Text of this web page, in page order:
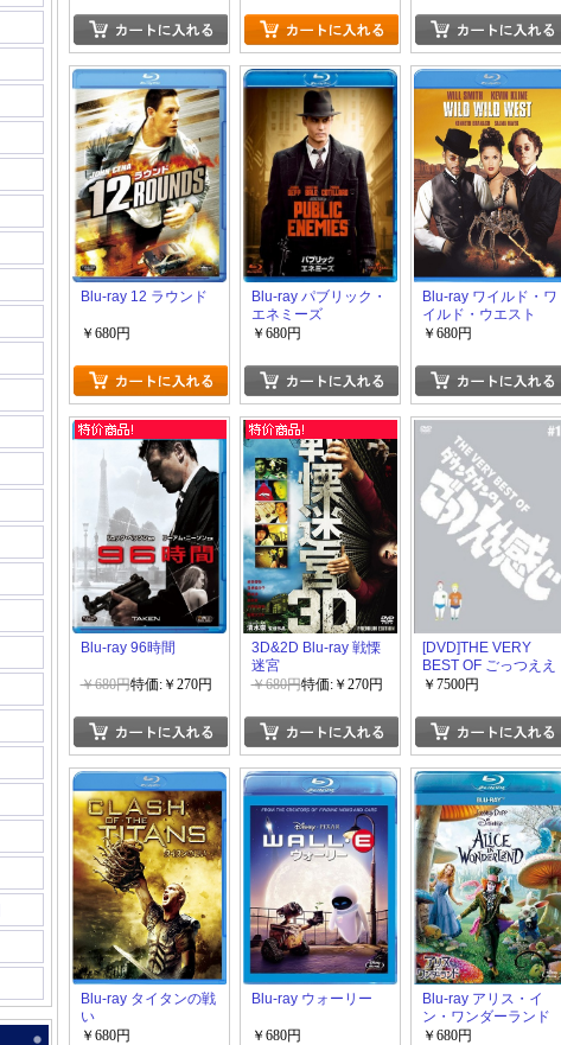
Blu-ray 12 ラウンド
￥680円
Blu-ray パブリック・
エネミーズ
￥680円
Blu-ray ワイルド・ワ
イルド・ウエスト
￥680円
Blu-ray 96時間
￥680円特価:￥270円
3D&2D Blu-ray 戦慄
迷宮
￥680円特価:￥270円
[DVD]THE VERY
BEST OF ごっつええ
感じ DVD-BOX「邦
エティ」
￥7500円
Blu-ray タイタンの戦
い
￥680円
Blu-ray ウォーリー
￥680円
Blu-ray アリス・イ
ン・ワンダーランド
￥680円